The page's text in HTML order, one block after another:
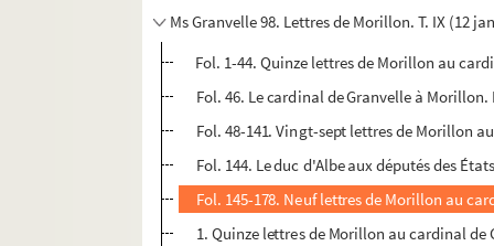
Ms Granvelle 98. Lettres de Morillon. T. IX (12
Fol. 1-44. Quinze lettres de Morillon au
Fol. 46. Le cardinal de Granvelle à Morillon.
Fol. 48-141. Vingt-sept lettres de Morillon
Fol. 144. Le duc d'Albe aux députés des
Fol. 145-178. Neuf lettres de Morillon au
1. Quinze lettres de Morillon au cardinal